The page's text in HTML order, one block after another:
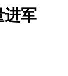
进军